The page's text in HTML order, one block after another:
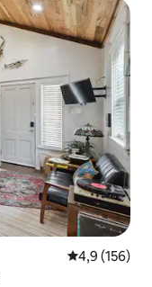
4,9 ud af 5 i
4,9 (156)